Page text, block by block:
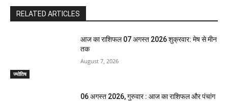
RELATED ARTICLES
ज्योतिष
आज का राशिफल 07 अगस्त 2026 शुक्रवार: मेष से मीन
तक
August 7, 2026
06 अगस्त 2026, गुरुवार : आज का राशिफल और पंचांग